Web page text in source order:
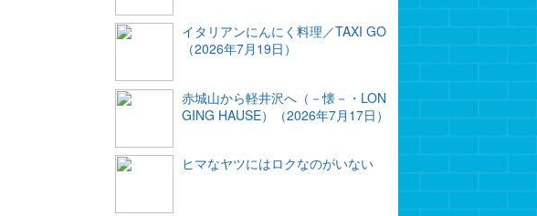
イタリアンにんにく料理／TAXI GO
（2026年7月19日）
赤城山から軽井沢へ（－懐－・LON
GING HAUSE）（2026年7月17日）
ヒマなヤツにはロクなのがいない